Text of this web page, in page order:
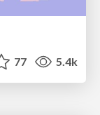
77 5.4k